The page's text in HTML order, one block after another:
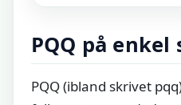
PQQ på enkel
PQQ (ibland skrivet